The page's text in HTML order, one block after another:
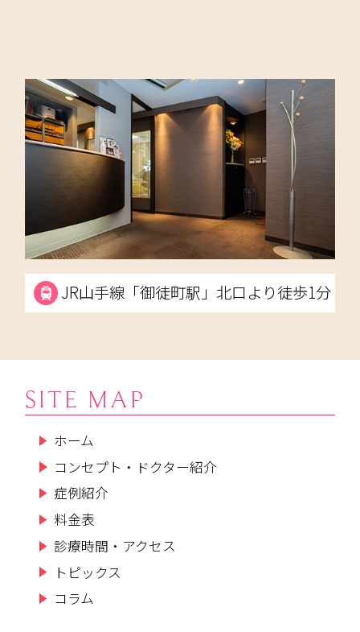
JR山手線「御徒町駅」北口より徒歩1分
SITE MAP
ホーム
コンセプト・ドクター紹介
症例紹介
料金表
診療時間・アクセス
トピックス
コラム